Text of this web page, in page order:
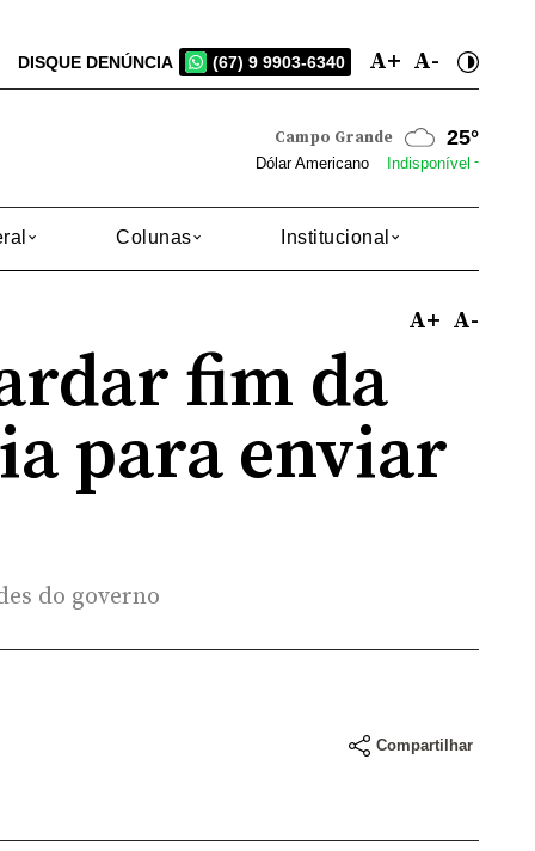
DISQUE DENÚNCIA (67) 9 9903-6340 A+ A-
Dourados 24°
Dólar Americano Indisponível -
Colunas Institucional
A+ A-
fim da
para enviar
do governo
Compartilhar